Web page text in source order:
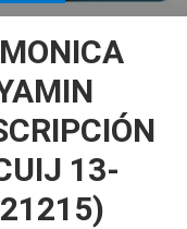
13-